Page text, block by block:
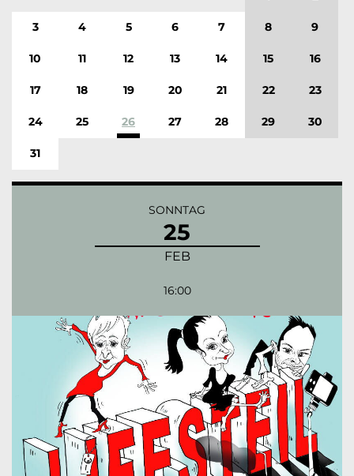
3 4 5 6 7 8 9
10 11 12 13 14 15 16
17 18 19 20 21 22 23
24 25 26 27 28 29 30
31
SONNTAG
25
FEB
16:00